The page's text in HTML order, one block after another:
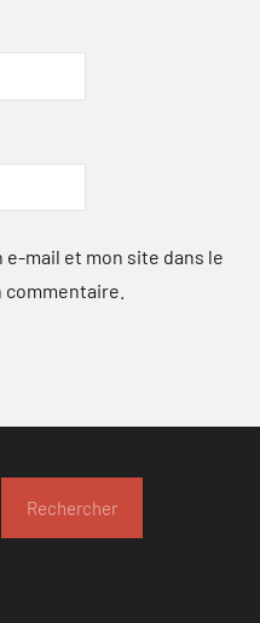
mail et mon site dans le
Rechercher